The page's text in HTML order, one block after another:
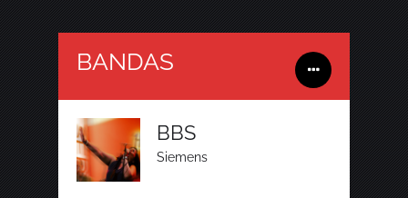
BANDAS
BBS
Siemens